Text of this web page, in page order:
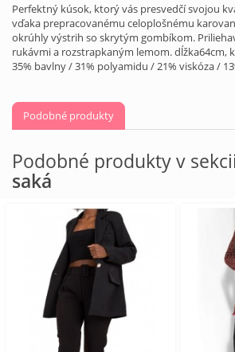
Perfektný kúsok, ktorý vás presvedčí svojou
vďaka prepracovanému celoplošnému
okrúhly výstrih so skrytým gombíkom.
rukávmi a rozstrapkaným lemom. dĺžka64cm,
35% bavlny / 31% polyamidu / 21% viskóza /
Podobné produkty
Podobné produkty v sekcii
saká